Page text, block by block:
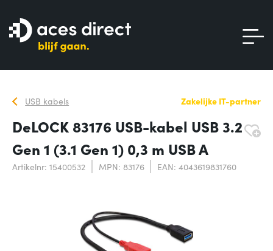
USB kabels Zakelijke IT-partner
DeLOCK 83176 USB-kabel USB 3.2
Gen 1 (3.1 Gen 1) 0,3 m USB A
Artikelnr: 15400532 MPN: 83176 EAN: 4043619831760